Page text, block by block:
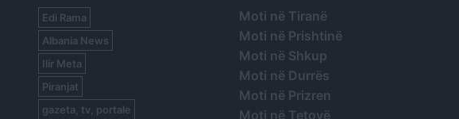
Edi Rama
Albania News
Ilir Meta
Piranjat
gazeta, tv, portale
Moti në Tiranë
Moti në Prishtinë
Moti në Shkup
Moti në Durrës
Moti në Prizren
Moti në Tetovë